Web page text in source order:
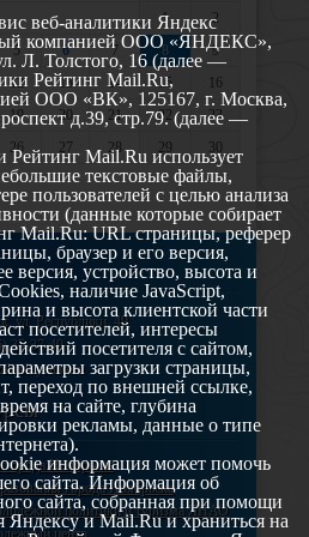
1
2
5 6 7 8
9
12 13 14 15
16
19 20 21 22
23
26 27 28 29
30
ул. Республики, 49
35-37-49
Ноябрьска
города Ноябрьска
политики и туризма ЯНАО
центр
веб-аналитики Яндекс
компанией ООО «ЯНДЕКС»,
Л. Толстого, 16 (далее —
Рейтинг Mail.Ru,
ООО «ВК», 125167, г. Москва,
д.39, стр.79. (далее —
Рейтинг Mail.Ru использует
текстовые файлы,
пользователей с целью анализа
(данные которые собирает
Mail.Ru: URL страницы, реферер
браузер и его версия,
версия, устройство, высота и
наличие JavaScript,
и высота клиентской части
посетителей, интересы
посетителя с сайтом,
загрузки страницы,
переход по внешней ссылке,
на сайте, глубина
рекламы, данные о типе
информация может помочь
сайта. Информация об
сайта, собранная при помощи
Яндексу и Mail.Ru и храниться на